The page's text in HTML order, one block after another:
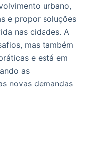
urbano,
e propor soluções
nas cidades. A
mas também
e está em
as
novas demandas